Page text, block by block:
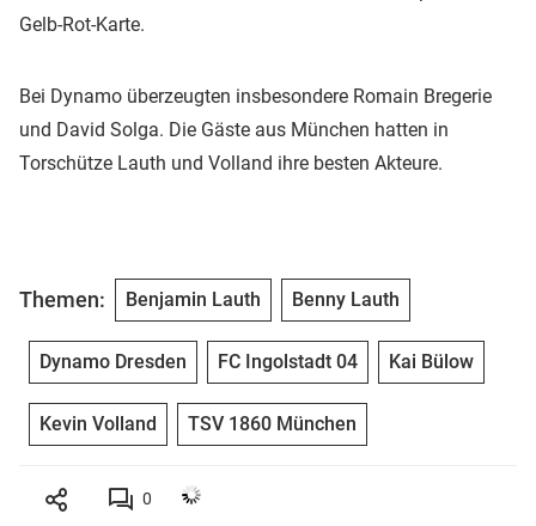
Gelb-Rot-Karte.
Bei Dynamo überzeugten insbesondere Romain Bregerie
und David Solga. Die Gäste aus München hatten in
Torschütze Lauth und Volland ihre besten Akteure.
Themen: Benjamin Lauth Benny Lauth
Dynamo Dresden FC Ingolstadt 04 Kai Bülow
Kevin Volland TSV 1860 München
0